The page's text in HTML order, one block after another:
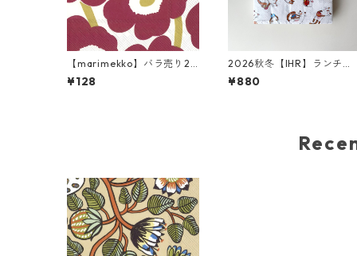
【marimekko】バラ売り2
枚 ランチサイズ ペーパーナ
プキン UNIKKO ダークレッ
¥128
2026秋冬【IHR】ランチサ
イズ ペーパーナプキン PLA
YING CATS ホワイト Anita
¥880